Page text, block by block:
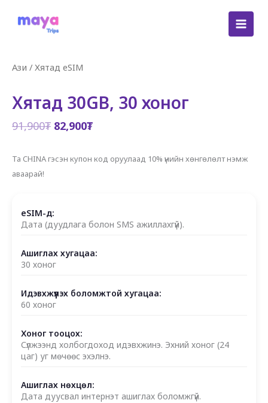
Ази / Хятад eSIM
Хятад 30GB, 30 хоног
91,900₮ Original
was:
82,900₮Current
is:
Та CHINA гэсэн купон код оруулаад 10% үнийн хөнгөлөлт нэмж
аваарай!
eSIM-д:
Дата (дуудлага болон SMS ажиллахгүй).
Ашиглах хугацаа:
30 хоног
Идэвхжүүлэх боломжтой хугацаа:
60 хоног
Хоног тооцох:
Сүлжээнд холбогдоход идэвхжинэ. Эхний хоног (24
цаг) уг мөчөөс эхэлнэ.
Ашиглах нөхцөл:
Дата дуусвал интернэт ашиглах боломжгүй.